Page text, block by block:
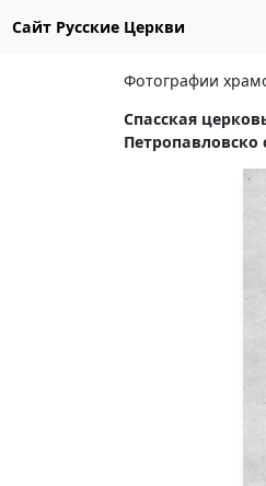
Сайт Русские Церкви
Фотографии
Спасская
Петропавловско